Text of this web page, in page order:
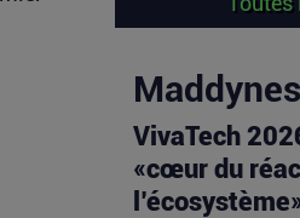
VivaTech
«cœur du